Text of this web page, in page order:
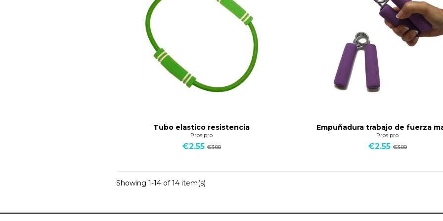
Tubo elastico resistencia
Pros pro
€2.55€3.00
Empuñadura trabajo de fuerza
Pros pro
€2.55 €3.00
Showing 1-14 of 14 item(s)